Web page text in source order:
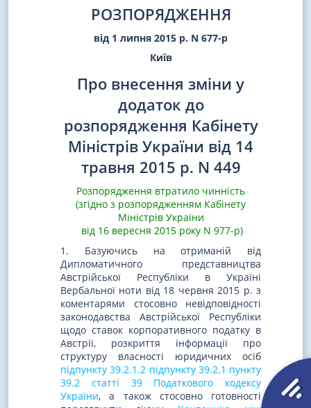
РОЗПОРЯДЖЕННЯ
від 1 липня 2015 р. N 677-р
Київ
Про внесення зміни у
додаток до
розпорядження Кабінету
Міністрів України від 14
травня 2015 р. N 449
Розпорядження втратило чинність
(згідно з розпорядженням Кабінету
Міністрів України
від 16 вересня 2015 року N 977-р)
1. Базуючись на отриманій від
Дипломатичного представництва
Австрійської Республіки в Україні
Вербальної ноти від 18 червня 2015 р. з
коментарями стосовно невідповідності
законодавства Австрійської Республіки
щодо ставок корпоративного податку в
Австрії, розкриття інформації про
структуру власності юридичних осіб
підпункту 39.2.1.2 підпункту 39.2.1 пункту
39.2 статті 39 Податкового кодексу
України, а також стосовно готовності